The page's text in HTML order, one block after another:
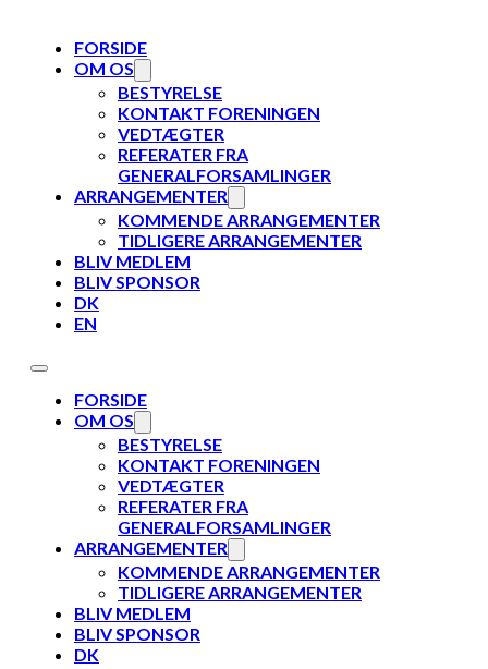
FORSIDE
OM OS
BESTYRELSE
KONTAKT FORENINGEN
VEDTÆGTER
REFERATER FRA
GENERALFORSAMLINGER
ARRANGEMENTER
KOMMENDE ARRANGEMENTER
TIDLIGERE ARRANGEMENTER
BLIV MEDLEM
BLIV SPONSOR
DK
EN
FORSIDE
OM OS
BESTYRELSE
KONTAKT FORENINGEN
VEDTÆGTER
REFERATER FRA
GENERALFORSAMLINGER
ARRANGEMENTER
KOMMENDE ARRANGEMENTER
TIDLIGERE ARRANGEMENTER
BLIV MEDLEM
BLIV SPONSOR
DK